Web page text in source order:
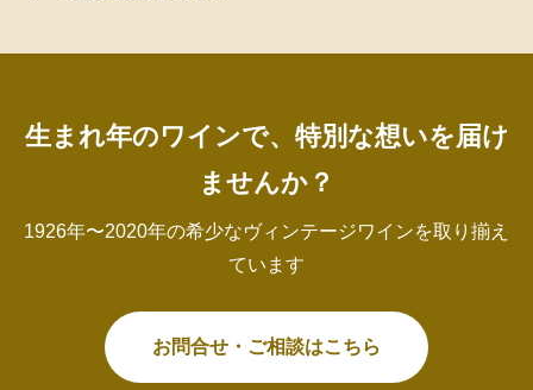
生まれ年のワインで、特別な想いを届け
ませんか？
1926年〜2020年の希少なヴィンテージワインを取り揃え
ています
お問合せ・ご相談はこちら